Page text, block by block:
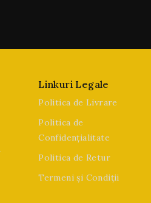
Linkuri Legale
Politica de Livrare
Politica de
Confidențialitate
Politica de Retur
Termeni și Condiții